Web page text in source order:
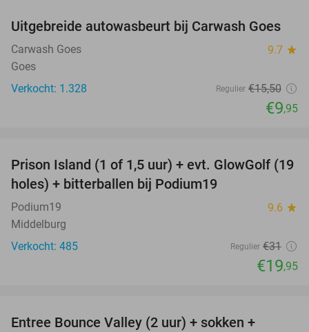
36%
Uitgebreide autowasbeurt bij Carwash Goes
Carwash Goes 9.7 star
Goes
Verkocht: 1.328
Regulier €15,50
€9,95
36%
Prison Island (1 of 1,5 uur) + evt. GlowGolf (19
holes) + bitterballen bij Podium19
Podium19 9.6 star
Middelburg
Verkocht: 485
Regulier €31
€19,95
Entree Bounce Valley (2 uur) + sokken +